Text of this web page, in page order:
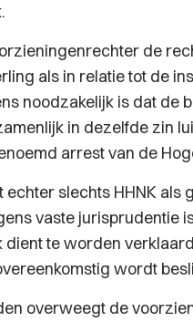
de
als in relatie tot de
noodzakelijk is dat de
in dezelfde zin
arrest van de
slechts HHNK als
vaste jurisprudentie
te worden
wordt
overweegt de